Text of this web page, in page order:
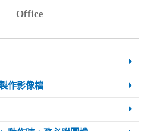
Office
作影像檔